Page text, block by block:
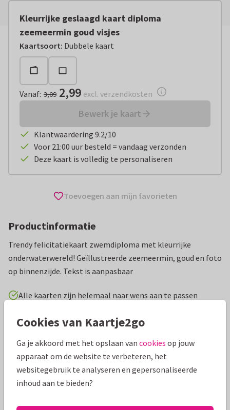
Kleurrijke geslaagd kaart diploma
zeemeermin goud visjes
Kaartsoort: Dubbele kaart
Vanaf: € 2,99 excl. verzendkosten
Vanaf: 3,09 2,99 excl. verzendkosten
Bewerk je kaart
Klantwaardering 9.2/10
Voor 21:00 uur besteld = vandaag verzonden
Deze kaart is volledig te personaliseren
Toevoegen aan mijn favorieten
Productinformatie
Trendy felicitatiekaart zwemdiploma met kleurrijke
onderwaterwereld! Geïllustreerde zeemeermin, goud en foto
op binnenzijde. Tekst is aanpasbaar
Alle kaarten zijn helemaal naar wens aan te passen
Geslaagd kaarten Renee geeft vorm
Specificaties bij deze kaart
Papiersoort: Kies uit 6 luxe papiersoorten
Cookies van Kaartje2go
Ga je akkoord met het opslaan van cookies op jouw
apparaat om de website te verbeteren, het
websitegebruik te analyseren en gepersonaliseerde
inhoud aan te bieden?